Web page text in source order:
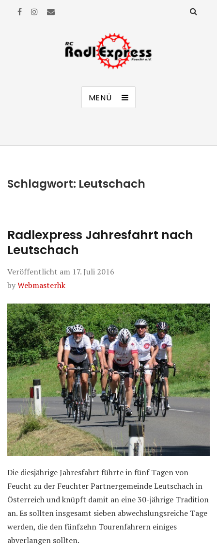
RC Radl Express Feucht e.V.
MENÜ
Schlagwort: Leutschach
Radlexpress Jahresfahrt nach
Leutschach
Veröffentlicht am 17. Juli 2016
byWebmasterhk
Die diesjährige Jahresfahrt führte in fünf Tagen von
Feucht zu der Feuchter Partnergemeinde Leutschach in
Österreich und knüpft damit an eine 30-jährige Tradition
an. Es sollten insgesamt sieben abwechslungsreiche Tage
werden, die den fünfzehn Tourenfahrern einiges
abverlangen sollten.